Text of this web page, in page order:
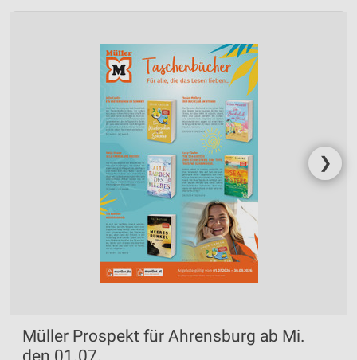
❯
Müller Prospekt für Ahrensburg ab Mi.